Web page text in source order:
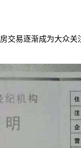
交易逐渐成为大众